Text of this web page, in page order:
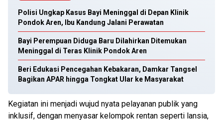
Polisi Ungkap Kasus Bayi Meninggal di Depan Klinik
Pondok Aren, Ibu Kandung Jalani Perawatan
Bayi Perempuan Diduga Baru Dilahirkan Ditemukan
Meninggal di Teras Klinik Pondok Aren
Beri Edukasi Pencegahan Kebakaran, Damkar Tangsel
Bagikan APAR hingga Tongkat Ular ke Masyarakat
Kegiatan ini menjadi wujud nyata pelayanan publik yang
inklusif, dengan menyasar kelompok rentan seperti lansia,